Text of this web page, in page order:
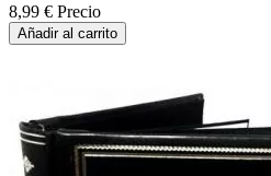
8,99 € Precio
Añadir al carrito